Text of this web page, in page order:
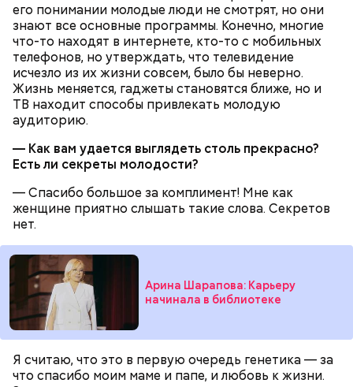
его понимании молодые люди не смотрят, но они
знают все основные программы. Конечно, многие
что-то находят в интернете, кто-то с мобильных
телефонов, но утверждать, что телевидение
исчезло из их жизни совсем, было бы неверно.
Жизнь меняется, гаджеты становятся ближе, но и
ТВ находит способы привлекать молодую
аудиторию.
— Как вам удается выглядеть столь прекрасно?
Есть ли секреты молодости?
— Спасибо большое за комплимент! Мне как
женщине приятно слышать такие слова. Секретов
нет.
Арина Шарапова: Карьеру
начинала в библиотеке
Я считаю, что это в первую очередь генетика — за
что спасибо моим маме и папе, и любовь к жизни.